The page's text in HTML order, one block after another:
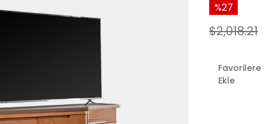
27
$2,018.21
Favorilere
Ekle